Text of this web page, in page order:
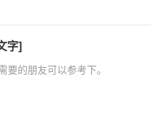
字]
的朋友可以参考下。